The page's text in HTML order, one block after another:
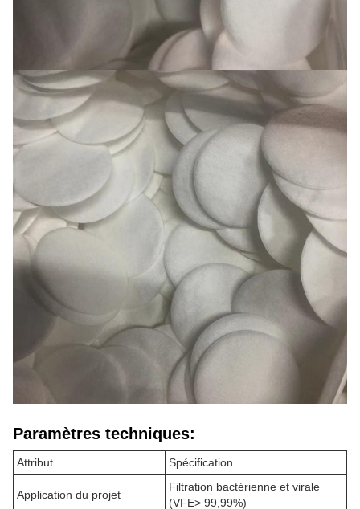
Paramètres techniques:
Attribut Spécification
Application du projet
Filtration bactérienne et virale
(VFE> 99,99%)